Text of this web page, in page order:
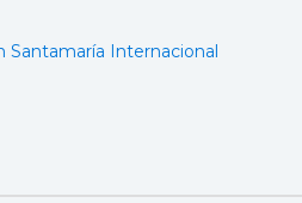
Santamaría Internacional